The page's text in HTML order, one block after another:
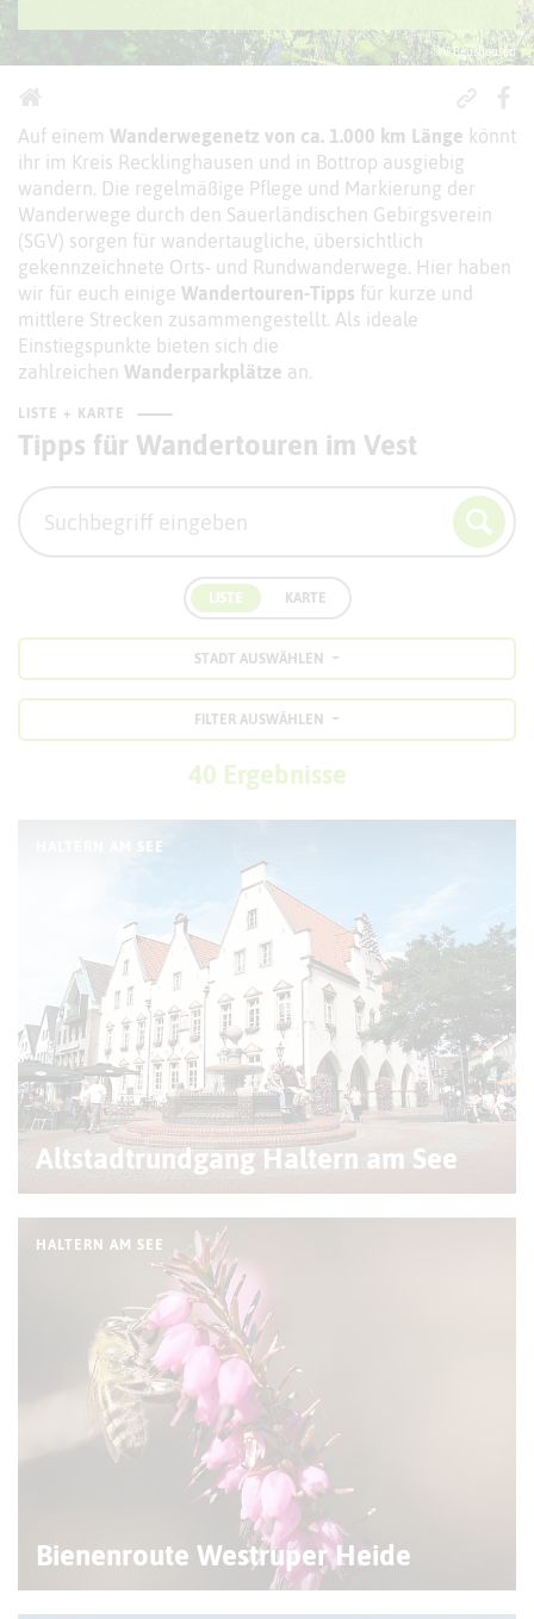
© V. Beushausen
Auf einem Wanderwegenetz von ca. 1.000 km Länge könnt
ihr im Kreis Recklinghausen und in Bottrop ausgiebig
wandern. Die regelmäßige Pflege und Markierung der
Wanderwege durch den Sauerländischen Gebirgsverein
(SGV) sorgen für wandertaugliche, übersichtlich
gekennzeichnete Orts- und Rundwanderwege. Hier haben
wir für euch einige Wandertouren-Tipps für kurze und
mittlere Strecken zusammengestellt. Als ideale
Einstiegspunkte bieten sich die
zahlreichen Wanderparkplätze an.
LISTE + KARTE
Tipps für Wandertouren im Vest
LISTE KARTE
STADT AUSWÄHLEN
FILTER AUSWÄHLEN
40 Ergebnisse
HALTERN AM SEE
Altstadtrundgang Haltern am See
HALTERN AM SEE
Bienenroute Westruper Heide